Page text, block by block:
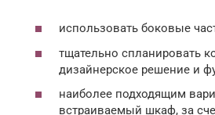
использовать боковые
тщательно спланировать
дизайнерское решение и
наиболее подходящим
встраиваемый шкаф, за